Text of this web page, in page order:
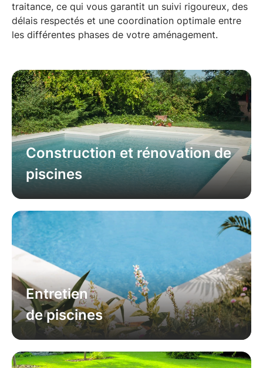
traitance, ce qui vous garantit un suivi rigoureux, des
délais respectés et une coordination optimale entre
les différentes phases de votre aménagement.
Construction et rénovation de
piscines
Entretien
de piscines